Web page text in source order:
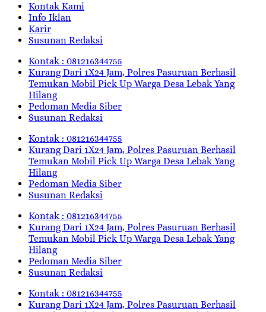
Kontak Kami
Info Iklan
Karir
Susunan Redaksi
Kontak : 081216344755
Kurang Dari 1X24 Jam, Polres Pasuruan Berhasil
Temukan Mobil Pick Up Warga Desa Lebak Yang
Hilang
Pedoman Media Siber
Susunan Redaksi
Kontak : 081216344755
Kurang Dari 1X24 Jam, Polres Pasuruan Berhasil
Temukan Mobil Pick Up Warga Desa Lebak Yang
Hilang
Pedoman Media Siber
Susunan Redaksi
Kontak : 081216344755
Kurang Dari 1X24 Jam, Polres Pasuruan Berhasil
Temukan Mobil Pick Up Warga Desa Lebak Yang
Hilang
Pedoman Media Siber
Susunan Redaksi
Kontak : 081216344755
Kurang Dari 1X24 Jam, Polres Pasuruan Berhasil